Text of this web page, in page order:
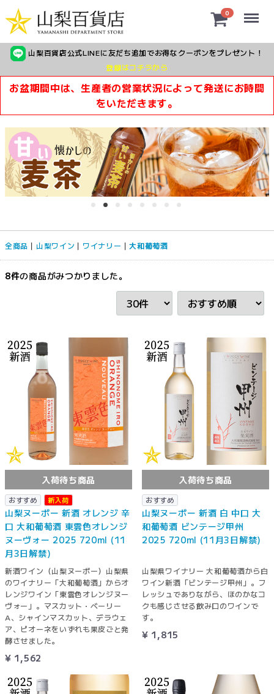
0 Menu
山梨百貨店公式LINEに友だち追加でお得なクーポンをプレゼント！
登録はコチラから
お盆期間中は、生産者の営業状況によって発送にお時間
をいただきます。
全商品 山梨ワイン ワイナリー 大和葡萄酒
8件の商品がみつかりました。
入荷待ち商品
おすすめ 新入荷
山梨ヌーボー 新酒 オレンジ 辛
口 大和葡萄酒 東雲色オレンジ
ヌーヴォー 2025 720ml (11
月3日解禁)
新酒ワイン（山梨ヌーボー）山梨県
のワイナリー「大和葡萄酒」からオ
レンジワイン「東雲色オレンジヌー
ヴォー」。マスカット・ベーリー
A、シャインマスカット、デラウェ
ア、ピオーネをいずれも果皮ごと発
酵させました。
¥ 1,562
入荷待ち商品
おすすめ
山梨ヌーボー 新酒 白 中口 大
和葡萄酒 ビンテージ甲州
2025 720ml (11月3日解禁)
山梨県ワイナリー 大和葡萄酒から白
ワイン新酒「ビンテージ甲州」。フ
レッシュでありながら、ほのかなコ
クも感じさせる飲み口のワインで
す。
¥ 1,815